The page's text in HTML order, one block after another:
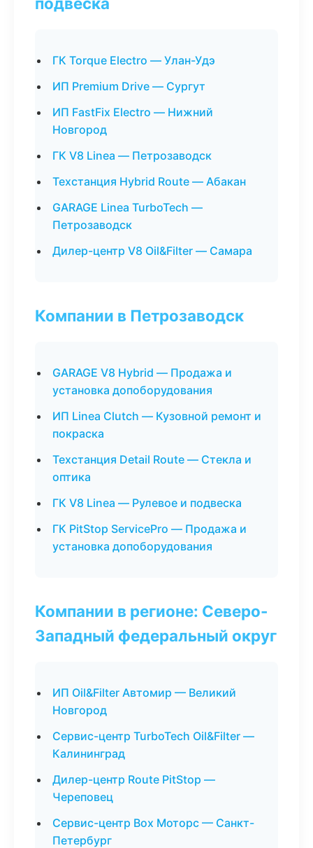
ГК Torque Electro — Улан-Удэ
ИП Premium Drive — Сургут
ИП FastFix Electro — Нижний
Новгород
ГК V8 Linea — Петрозаводск
Техстанция Hybrid Route — Абакан
GARAGE Linea TurboTech —
Петрозаводск
Дилер-центр V8 Oil&Filter — Самара
Компании в Петрозаводск
GARAGE V8 Hybrid — Продажа и
установка допоборудования
ИП Linea Clutch — Кузовной ремонт и
покраска
Техстанция Detail Route — Стекла и
оптика
ГК V8 Linea — Рулевое и подвеска
ГК PitStop ServicePro — Продажа и
установка допоборудования
Компании в регионе: Северо-
Западный федеральный округ
ИП Oil&Filter Автомир — Великий
Новгород
Сервис-центр TurboTech Oil&Filter —
Калининград
Дилер-центр Route PitStop —
Череповец
Сервис-центр Box Моторс — Санкт-
Петербург